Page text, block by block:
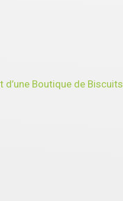
Boutique de Biscuits